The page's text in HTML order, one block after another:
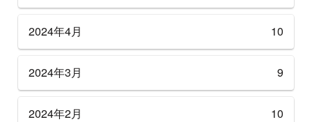
2024年4月 10
2024年3月 9
2024年2月 10